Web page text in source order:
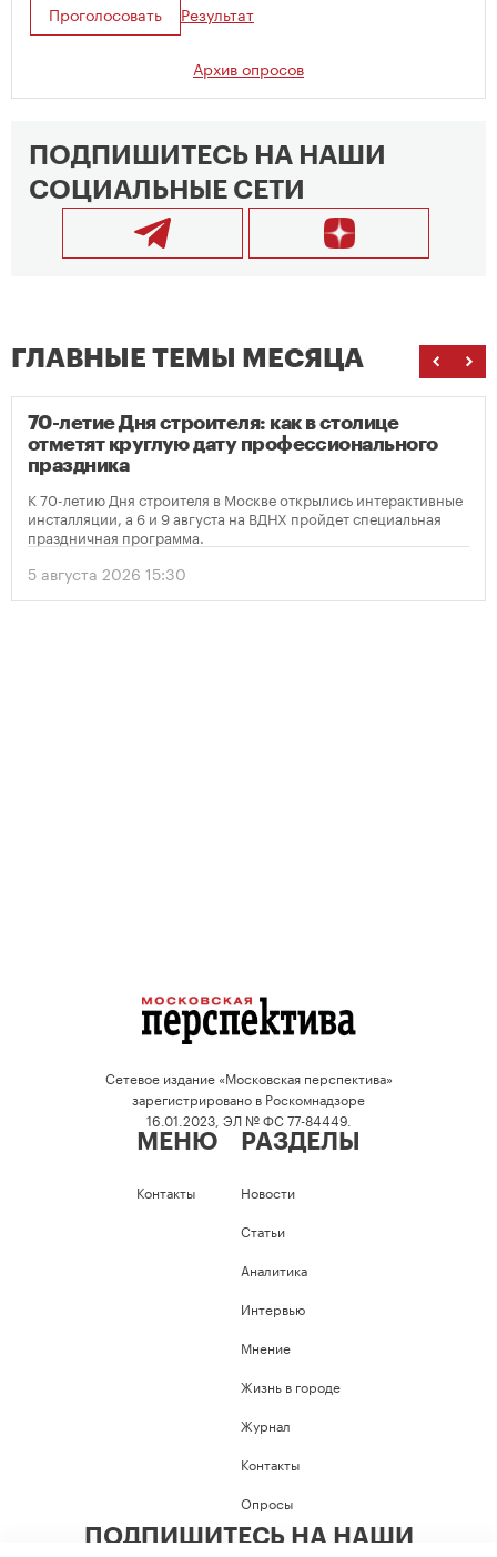
Проголосовать Результат
Архив опросов
ПОДПИШИТЕСЬ НА НАШИ
СОЦИАЛЬНЫЕ СЕТИ
ГЛАВНЫЕ ТЕМЫ МЕСЯЦА
70-летие Дня строителя: как в столице
отметят круглую дату профессионального
праздника
К 70-летию Дня строителя в Москве открылись интерактивные
инсталляции, а 6 и 9 августа на ВДНХ пройдет специальная
праздничная программа.
5 августа 2026 15:30
Сетевое издание «Московская перспектива»
зарегистрировано в Роскомнадзоре
16.01.2023, ЭЛ № ФС 77-84449.
МЕНЮ
Контакты
РАЗДЕЛЫ
Новости
Статьи
Аналитика
Интервью
Мнение
Жизнь в городе
Журнал
Контакты
Опросы
ПОДПИШИТЕСЬ НА НАШИ